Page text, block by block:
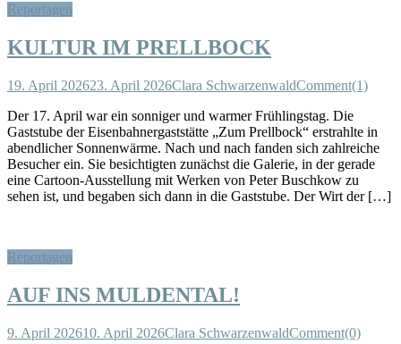
Reportagen
KULTUR IM PRELLBOCK
19. April 202623. April 2026Clara SchwarzenwaldComment(1)
Der 17. April war ein sonniger und warmer Frühlingstag. Die
Gaststube der Eisenbahnergaststätte „Zum Prellbock“ erstrahlte in
abendlicher Sonnenwärme. Nach und nach fanden sich zahlreiche
Besucher ein. Sie besichtigten zunächst die Galerie, in der gerade
eine Cartoon-Ausstellung mit Werken von Peter Buschkow zu
sehen ist, und begaben sich dann in die Gaststube. Der Wirt der […]
Reportagen
AUF INS MULDENTAL!
9. April 202610. April 2026Clara SchwarzenwaldComment(0)